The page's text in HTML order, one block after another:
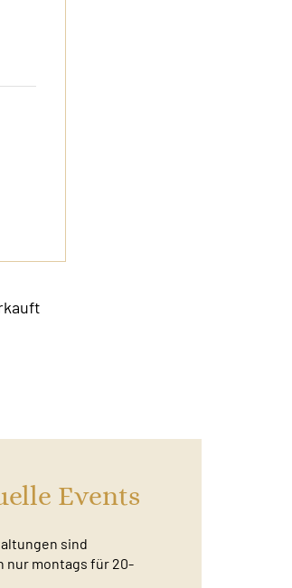
Events
sind
nur montags für 20-